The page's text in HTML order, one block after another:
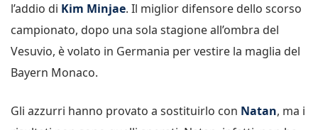
l’addio di Kim Minjae. Il miglior difensore dello scorso
campionato, dopo una sola stagione all’ombra del
Vesuvio, è volato in Germania per vestire la maglia del
Bayern Monaco.
Gli azzurri hanno provato a sostituirlo con Natan, ma i